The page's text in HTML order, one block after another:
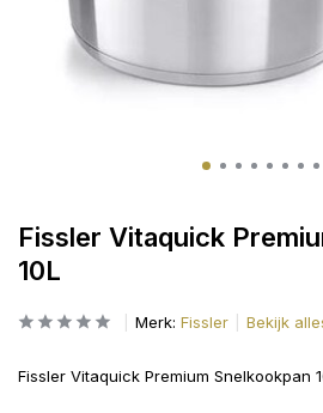
Fissler Vitaquick
10L
Merk: Fissler Bekijk
Fissler Vitaquick Premium Snelkookpan